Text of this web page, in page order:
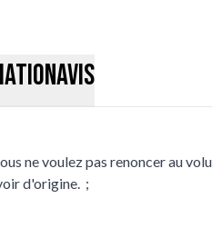
Avis
ne voulez pas renoncer au
d'origine. ;